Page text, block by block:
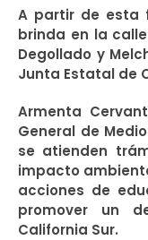
A partir de esta
brinda en la
Degollado y
Junta Estatal de
Armenta
General de
se atienden
impacto
acciones de
promover un
California Sur.